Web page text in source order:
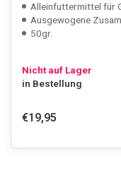
Alleinfuttermittel für
Ausgewogene
50gr.
Nicht auf Lager
in Bestellung
€19,95